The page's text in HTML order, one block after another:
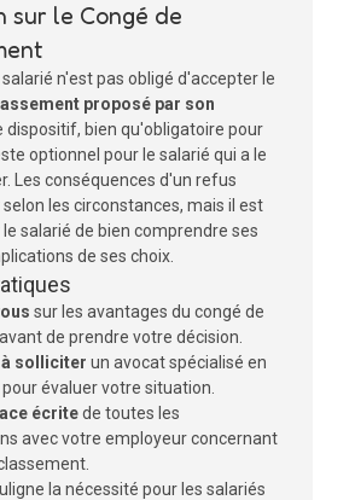
sur le Congé de
salarié n'est pas obligé d'accepter le
proposé par son
dispositif, bien qu'obligatoire pour
optionnel pour le salarié qui a le
Les conséquences d'un refus
les circonstances, mais il est
salarié de bien comprendre ses
de ses choix.
sur les avantages du congé de
de prendre votre décision.
à solliciter un avocat spécialisé en
évaluer votre situation.
écritede toutes les
avec votre employeur concernant
la nécessité pour les salariés